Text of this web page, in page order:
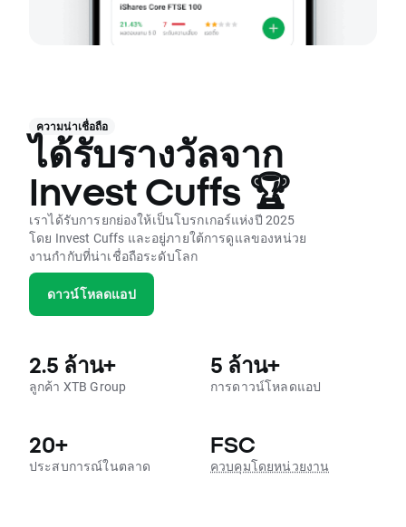
ความน่าเชื่อถือ
ได้รับรางวัลจาก
Invest Cuffs 🏆
เราได้รับการยกย่องให้เป็นโบรกเกอร์แห่งปี 2025
โดย Invest Cuffs และอยู่ภายใต้การดูแลของหน่วย
งานกำกับที่น่าเชื่อถือระดับโลก
ดาวน์โหลดแอป
2.5 ล้าน+
ลูกค้า XTB Group
5 ล้าน+
การดาวน์โหลดแอป
20+
ประสบการณ์ในตลาด
FSC
ควบคุมโดยหน่วยงาน